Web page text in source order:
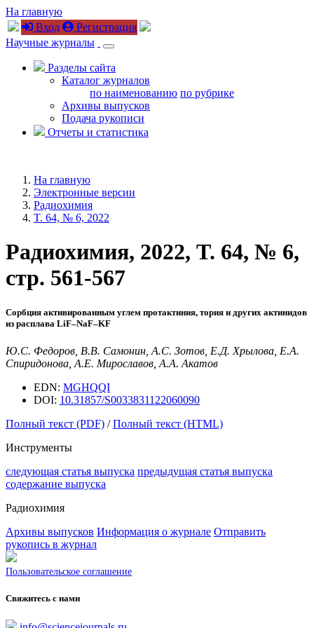
На главную
Вход
Регистрация
Научные журналы
Разделы сайта
Каталог журналов
по наименованию по рубрике
Архивы выпусков
Подача рукописи
Отчеты и статистика
На главную
Электронные версии
Радиохимия
T. 64, № 6, 2022
Радиохимия, 2022, T. 64, № 6,
стр. 561-567
Сорбция активированным углем протактиния, тория и других актинидов
из расплава LiF–NaF–KF
Ю.С. Федоров, В.В. Самонин, А.С. Зотов, Е.Д. Хрылова, Е.А.
Спиридонова, А.Е. Мирославов, А.А. Акатов
EDN: MGHQQI
DOI: 10.31857/S0033831122060090
Полный текст (PDF) /Полный текст (HTML)
Инструменты
следующая статья выпуска предыдущая статья выпуска
содержание выпуска
Радиохимия
Архивы выпусков Информация о журнале Отправить
рукопись в журнал
Пользовательское соглашение
Свяжитесь с нами